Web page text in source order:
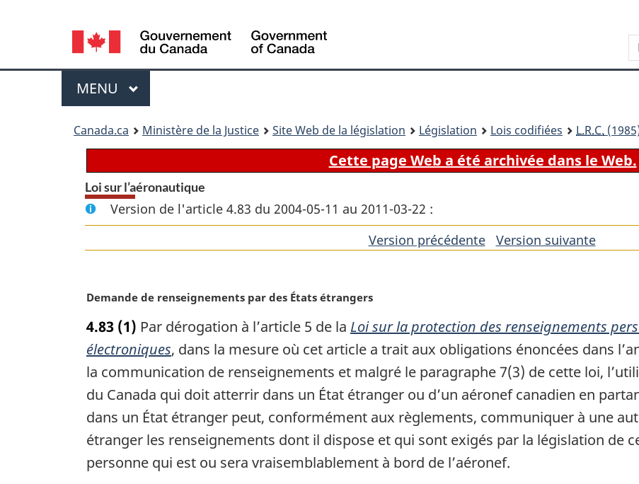
principal
À
site
version
Language
selection
Menu
MENU PRINCIPAL
Canada.ca Ministère de la Justice Site Web de la législation Législation Lois codifiées L.R.C.
Cette page Web a été archivée dans le Web.
Loi sur l’aéronautique
Version de l'article 4.83 du 2004-05-11 au 2011-03-22 :
Version précédentedeVersion suivantede
N
t
e
a
r
g
i
n
a
l
Demande de renseignements par des États étrangers
4.83 (1) Par dérogation à l’article 5 de la Loi sur la protection des renseignements
électroniques, dans la mesure où cet article a trait aux obligations énoncées dans
la communication de renseignements et malgré le paragraphe 7(3) de cette loi,
du Canada qui doit atterrir dans un État étranger ou d’un aéronef canadien en
dans un État étranger peut, conformément aux règlements, communiquer à une
étranger les renseignements dont il dispose et qui sont exigés par la législation de
personne qui est ou sera vraisemblablement à bord de l’aéronef.